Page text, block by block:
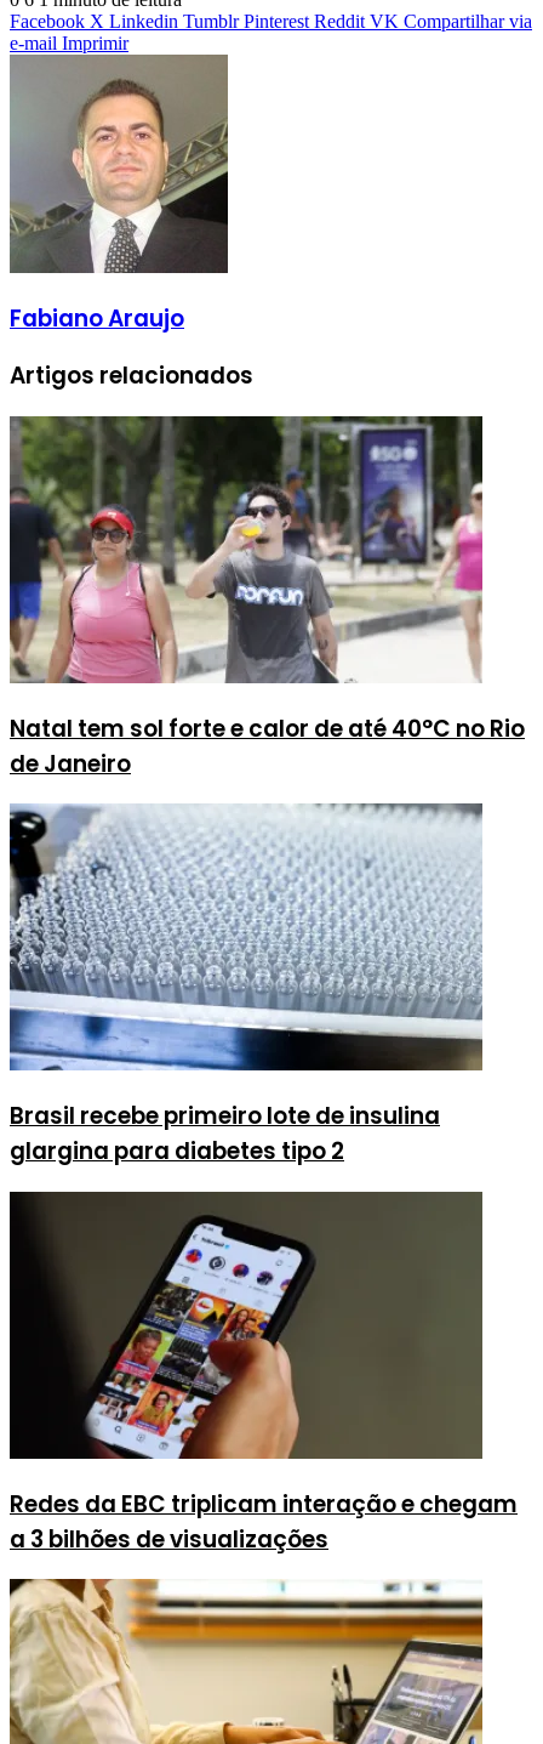
Facebook X Linkedin Tumblr Pinterest Reddit VK Compartilhar via
e-mail Imprimir
Fabiano Araujo
Artigos relacionados
Natal tem sol forte e calor de até 40°C no Rio
de Janeiro
Brasil recebe primeiro lote de insulina
glargina para diabetes tipo 2
Redes da EBC triplicam interação e chegam
a 3 bilhões de visualizações